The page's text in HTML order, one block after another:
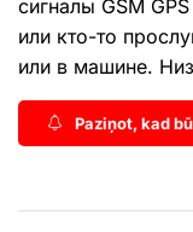
сигналы GSM
или кто-то
или в машине.
Paziņot, kad